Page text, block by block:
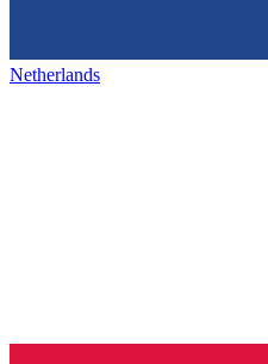
Netherlands